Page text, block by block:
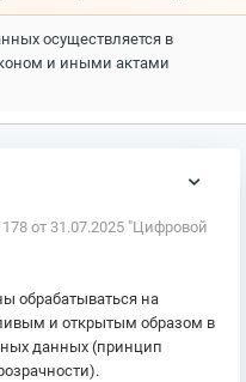
осуществляется в
и иными актами
от 31.07.2025 "Цифровой
обрабатываться на
и открытым образом в
данных (принцип